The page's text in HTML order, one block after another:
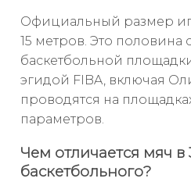
Официальный размер
15 метров. Это половина
баскетбольной
эгидой FIBA, включая
проводятся на
параметров.
Чем отличается мяч в
баскетбольного?